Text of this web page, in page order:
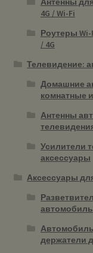
4G / Wi-Fi
Роутеры
/ 4G
Телевидение:
Домашние
комнатные
Антенны
Усилители
аксессуары
Аксессуары
автомобиль
держатели